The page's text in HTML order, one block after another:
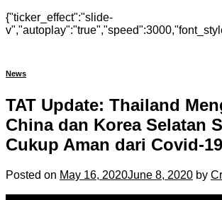
{"ticker_effect":"slide-
News
TAT Update: Thailand
China dan Korea Selatan
Cukup Aman dari Covid-19
Posted on May 16, 2020June 8, 2020 by